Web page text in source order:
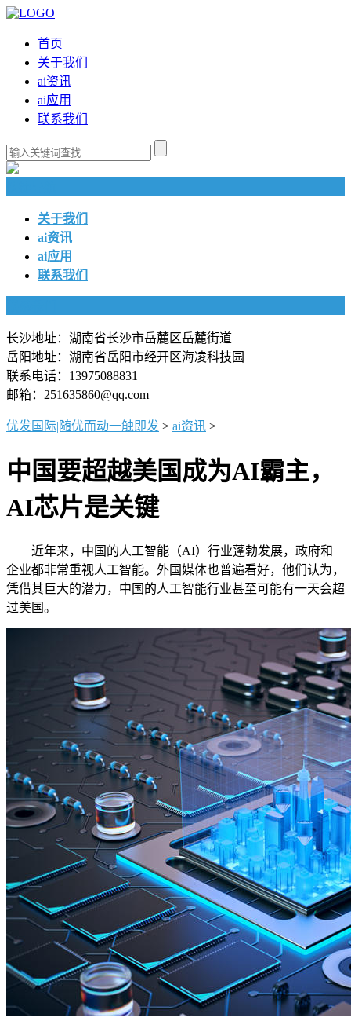
首页
关于我们
ai资讯
ai应用
联系我们
关于我们
ai资讯
ai应用
联系我们
长沙地址：湖南省长沙市岳麓区岳麓街道
岳阳地址：湖南省岳阳市经开区海凌科技园
联系电话：13975088831
邮箱：251635860@qq.com
优发国际|随优而动一触即发 > ai资讯 >
中国要超越美国成为AI霸主，
AI芯片是关键
近年来，中国的人工智能（AI）行业蓬勃发展，政府和
企业都非常重视人工智能。外国媒体也普遍看好，他们认为，
凭借其巨大的潜力，中国的人工智能行业甚至可能有一天会超
过美国。